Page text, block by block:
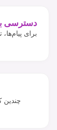
دسترسی
برای